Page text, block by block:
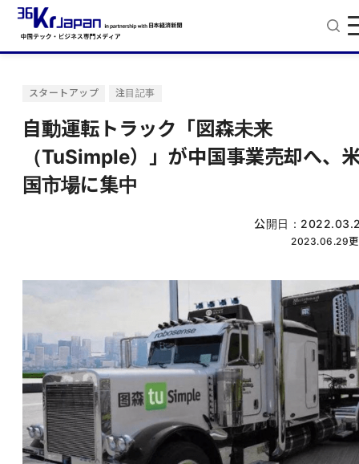
スタートアップ 注目記事
自動運転トラック「図森未来
（TuSimple）」が中国事業売却へ、
国市場に集中
公開日：
2023.06.29